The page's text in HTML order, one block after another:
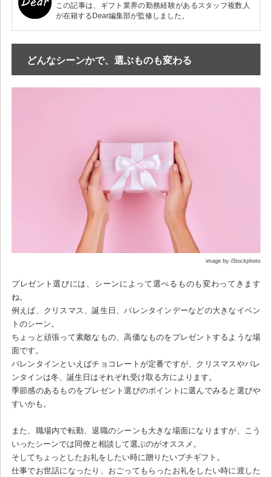
この記事は、ギフト業界の勤務経験があるスタッフ複数人
が在籍するDear編集部が監修しました。
どんなシーンかで、選ぶものも変わる
image by iStockphoto
プレゼント選びには、シーンによって選べるものも変わってきます
ね。
例えば、クリスマス、誕生日、バレンタインデーなどの大きなイベン
トのシーン。
ちょっと頑張って素敵なもの、高価なものをプレゼントするような場
面です。
バレンタインといえばチョコレートが定番ですが、クリスマスやバレ
ンタインは冬、誕生日はそれぞれ受け取る方によります。
季節感のあるものをプレゼント選びのポイントに選んでみると選びや
すいかも。
また、職場内で転勤、退職のシーンも大きな場面になりますが、こう
いったシーンでは同僚と相談して選ぶのがオススメ。
そしてちょっとしたお礼をしたい時に贈りたいプチギフト。
仕事でお世話になったり、おごってもらったお礼をしたい時に渡した